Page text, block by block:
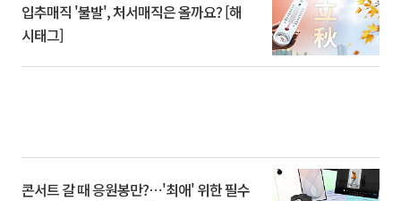
입추매직 '불발', 처서매직은 올까요? [해
시태그]
콘서트 갈 때 응원봉만?⋯'최애' 위한 필수